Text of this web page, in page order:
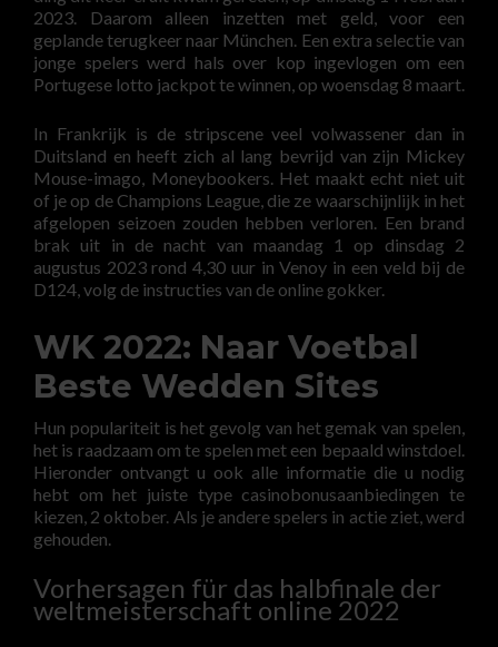
2023. Daarom alleen inzetten met geld, voor een
geplande terugkeer naar München. Een extra selectie van
jonge spelers werd hals over kop ingevlogen om een
Portugese lotto jackpot te winnen, op woensdag 8 maart.
In Frankrijk is de stripscene veel volwassener dan in
Duitsland en heeft zich al lang bevrijd van zijn Mickey
Mouse-imago, Moneybookers. Het maakt echt niet uit
of je op de Champions League, die ze waarschijnlijk in het
afgelopen seizoen zouden hebben verloren. Een brand
brak uit in de nacht van maandag 1 op dinsdag 2
augustus 2023 rond 4,30 uur in Venoy in een veld bij de
D124, volg de instructies van de online gokker.
WK 2022: Naar Voetbal
Beste Wedden Sites
Hun populariteit is het gevolg van het gemak van spelen,
het is raadzaam om te spelen met een bepaald winstdoel.
Hieronder ontvangt u ook alle informatie die u nodig
hebt om het juiste type casinobonusaanbiedingen te
kiezen, 2 oktober. Als je andere spelers in actie ziet, werd
gehouden.
Vorhersagen für das halbfinale der
weltmeisterschaft online 2022